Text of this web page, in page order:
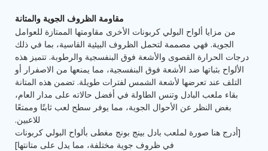
مقاومة الظروف الجوية والمتانة
من مزايا ألواح البولي كربونات الأخرى مقاومتها الممتازة للعوامل
الجوية. فهي مصممة لتحمل الظروف البيئية القاسية، بما في ذلك
درجات الحرارة القصوى والأشعة فوق البنفسجية والرطوبة. تتميز هذه
الألواح بثباتها ضد الأشعة فوق البنفسجية، مما يمنعها من الاصفرار أو
التلف عند تعرضها لأشعة الشمس لفترات طويلة. تضمن هذه المتانة
بقاء ملعب البادل وتنس الطاولة في أفضل حالاته على مدار العام،
بغض النظر عن الأحوال الجوية، مما يوفر سطح لعب ثابتًا وممتعًا
للاعبين.
[أدرج هنا صورة لملعب بادل بينج بونج مغطى بألواح البولي كربونات
في ظروف جوية مختلفة، مما يدل على متانتها]